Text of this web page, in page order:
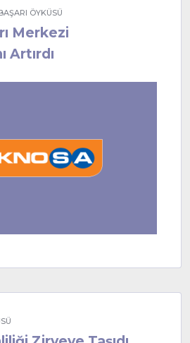
ÖYKÜSÜ
Merkezi
Artırdı